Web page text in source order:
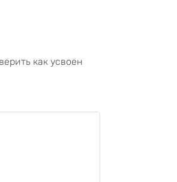
как усвоен